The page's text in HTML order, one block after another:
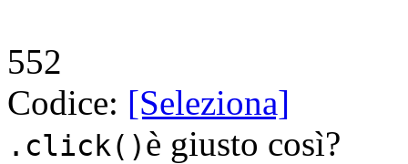
552
Codice: [Seleziona]
.click()è giusto così?